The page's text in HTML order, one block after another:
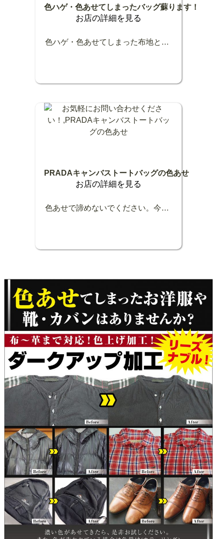
色ハゲ・色あせてしまったバッグ蘇ります！
お店の詳細を見る
色ハゲ・色あせてしまった布地と革のコンビバッグ 諦める前に蘇らせませんか 色ハゲは「リメイク」色あせは「ダークアップ加工」にお任せください
PRADAキャンバストートバッグの色あせ
お店の詳細を見る
色あせで諦めないでください。今回、色あせてしまったPRADAキャンバストートバッグもダークアップ(色上げ)加工で蘇りました！キャンバス地に色素が残っていれば色素回復が可能です。まずは、お気軽にご相談ください！